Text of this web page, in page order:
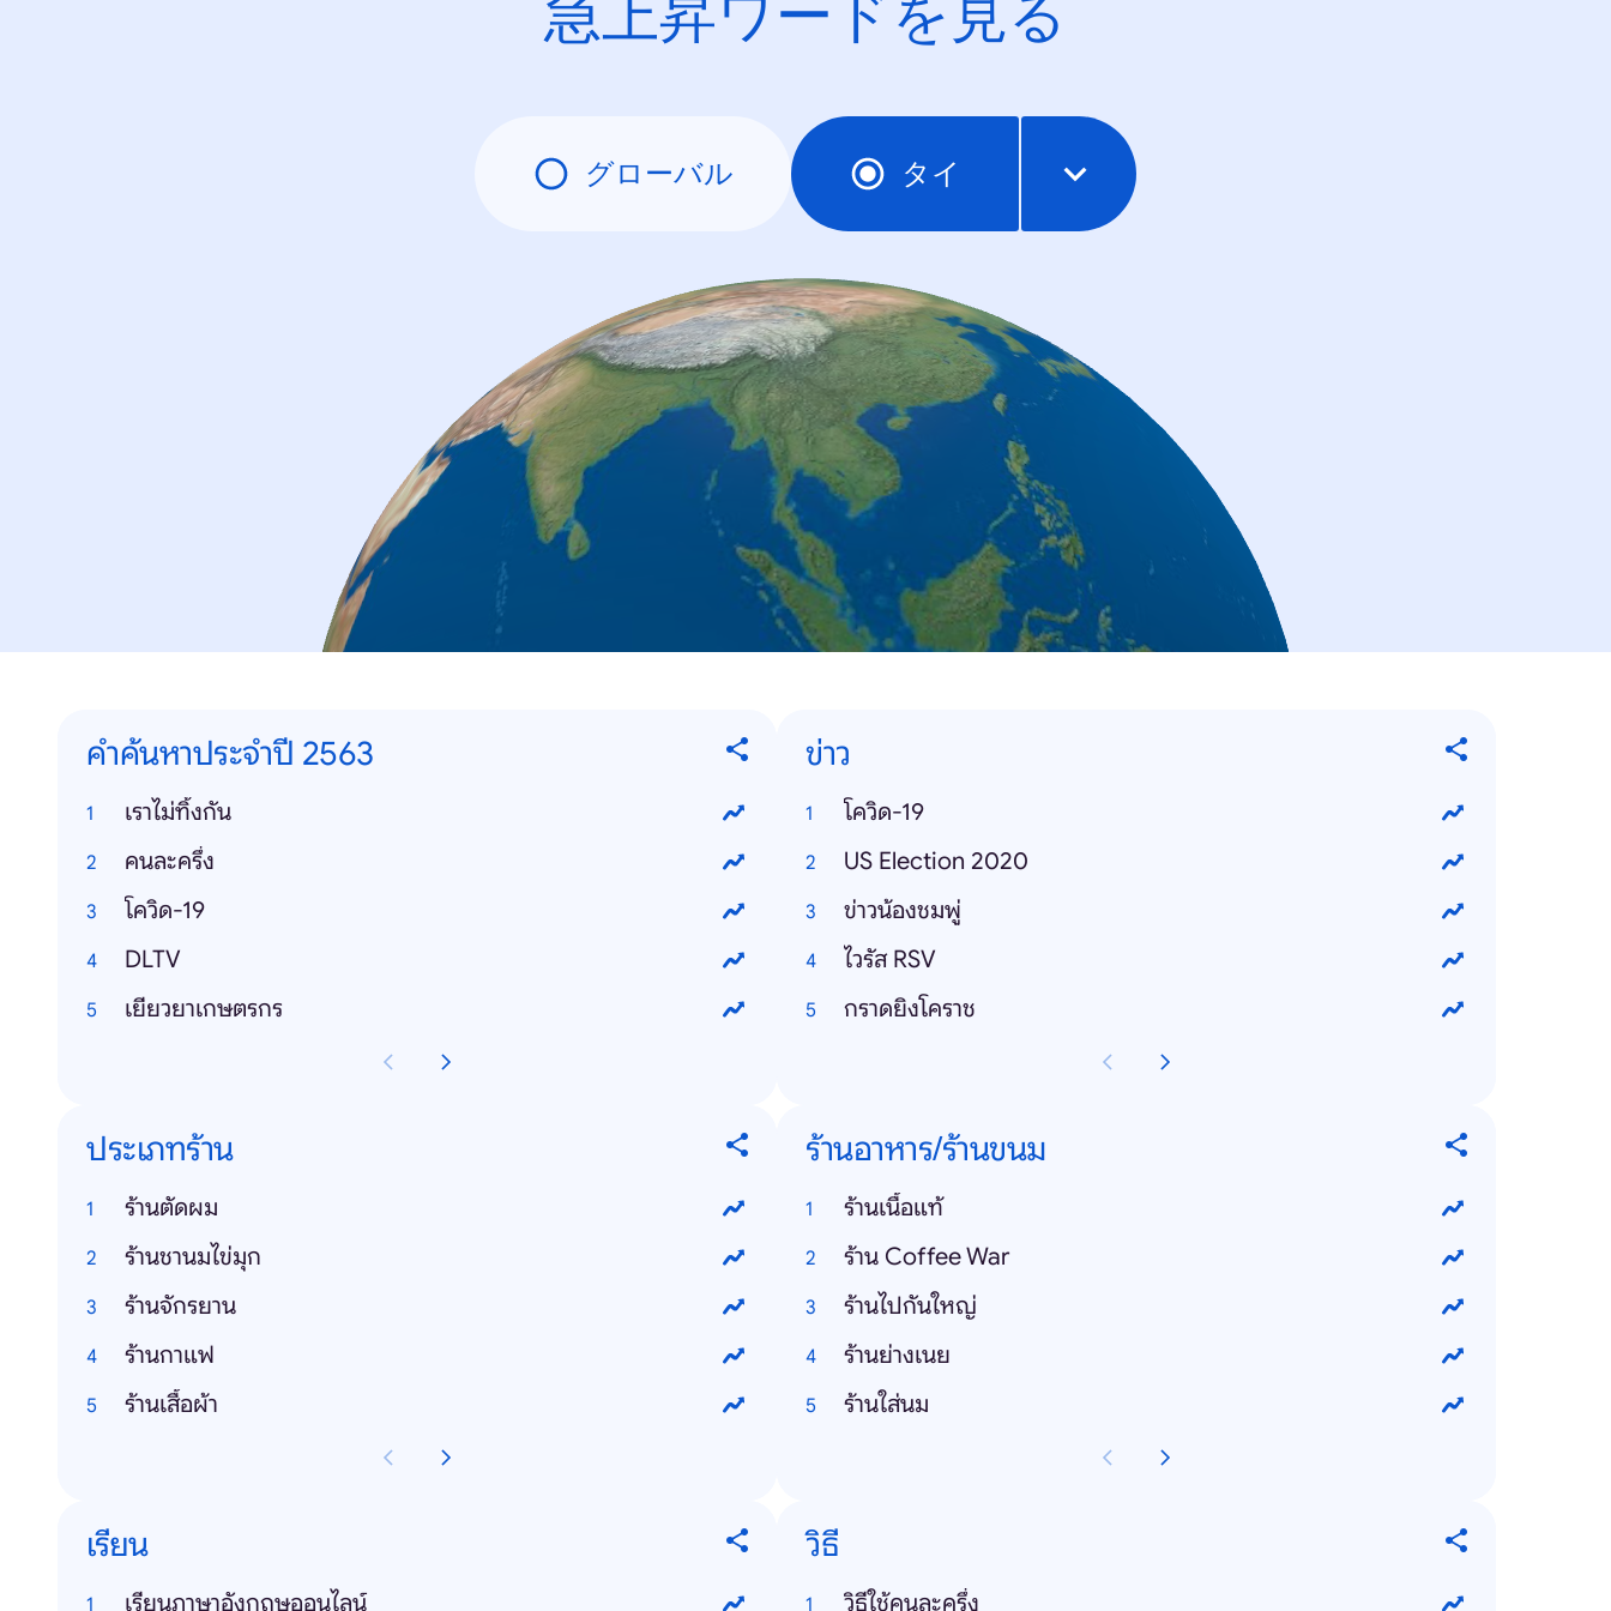
急上昇ワードを見る
グローバル タイ
คำค้นหาประจำปี 2563
เราไม่ทิ้งกัน
คนละครึ่ง
โควิด-19
DLTV
เยียวยาเกษตรกร
ข่าว
โควิด-19
US Election 2020
ข่าวน้องชมพู่
ไวรัส RSV
กราดยิงโคราช
ประเภทร้าน
ร้านตัดผม
ร้านชานมไข่มุก
ร้านจักรยาน
ร้านกาแฟ
ร้านเสื้อผ้า
ร้านอาหาร/ร้านขนม
ร้านเนื้อแท้
ร้าน Coffee War
ร้านไปกันใหญ่
ร้านย่างเนย
ร้านใส่นม
เรียน
เรียนภาษาอังกฤษออนไลน์
วิธี
วิธีใช้คนละครึ่ง